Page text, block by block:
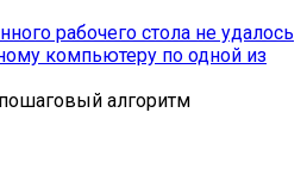
рабочего стола не удалось
компьютеру по одной из
алгоритм